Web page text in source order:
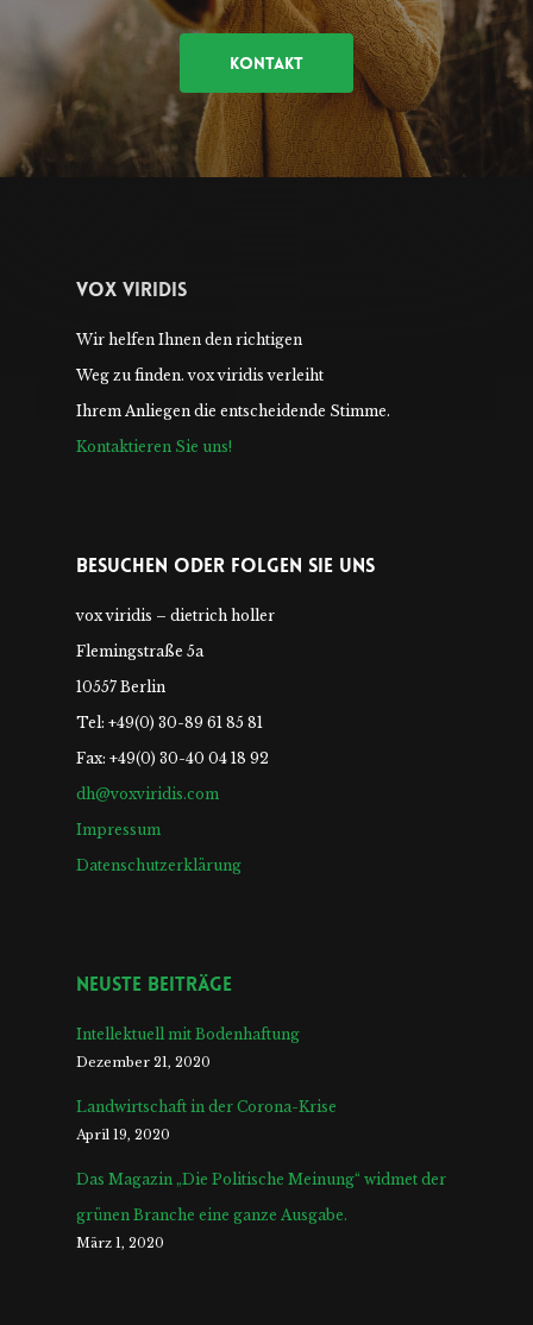
Kontakt
Vox Viridis
Wir helfen Ihnen den richtigen
Weg zu finden. vox viridis verleiht
Ihrem Anliegen die entscheidende Stimme.
Kontaktieren Sie uns!
Besuchen Oder Folgen Sie Uns
vox viridis – dietrich holler
Flemingstraße 5a
10557 Berlin
Tel: +49(0) 30-89 61 85 81
Fax: +49(0) 30-40 04 18 92
dh@voxviridis.com
Impressum
Datenschutzerklärung
Neuste Beiträge
Intellektuell mit Bodenhaftung
Dezember 21, 2020
Landwirtschaft in der Corona-Krise
April 19, 2020
Das Magazin „Die Politische Meinung“ widmet der
grünen Branche eine ganze Ausgabe.
März 1, 2020